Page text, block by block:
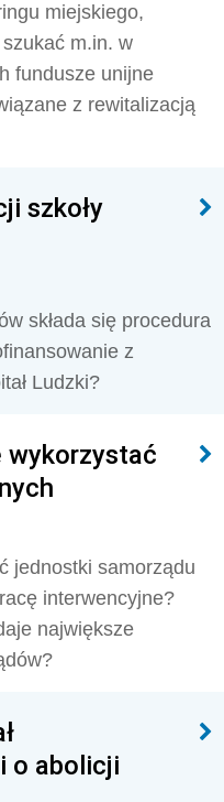
miejskiego,
m.in. w
fundusze unijne
z rewitalizacją
szkoły
składa się procedura
z
Ludzki?
wykorzystać
jednostki samorządu
interwencyjne?
największe
o abolicji